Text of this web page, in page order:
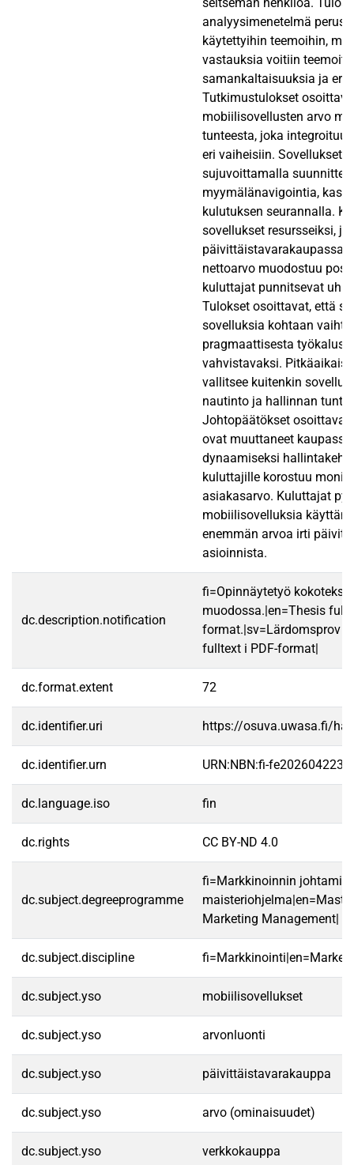
analyysimenetelmä
käytettyihin teemoihin,
vastauksia voitiin
samankaltaisuuksia ja
Tutkimustulokset
mobiilisovellusten arvo
tunteesta, joka integroituu
eri vaiheisiin. Sovellukset
sujuvoittamalla
myymälänavigointia,
kulutuksen seurannalla.
sovellukset resursseiksi,
päivittäistavarakaupassa
nettoarvo muodostuu
kuluttajat punnitsevat
Tulokset osoittavat, että
sovelluksia kohtaan
pragmaattisesta
vahvistavaksi.
vallitsee kuitenkin
nautinto ja hallinnan
Johtopäätökset
ovat muuttaneet
dynaamiseksi
kuluttajille korostuu
asiakasarvo. Kuluttajat
mobiilisovelluksia
enemmän arvoa irti
asioinnista.
dc.description.notification
fi=Opinnäytetyö
muodossa.|en=Thesis
format.|sv=Lärdomsprov
fulltext i PDF-format|
dc.format.extent 72
dc.identifier.uri https://osuva.uwasa.fi/
dc.identifier.urn URN:NBN:fi-
dc.language.iso fin
dc.rights CC BY-ND 4.0
dc.subject.degreeprogramme
fi=Markkinoinnin
Marketing Management|
dc.subject.discipline
dc.subject.yso mobiilisovellukset
dc.subject.yso arvonluonti
dc.subject.yso päivittäistavarakauppa
dc.subject.yso arvo (ominaisuudet)
dc.subject.yso verkkokauppa